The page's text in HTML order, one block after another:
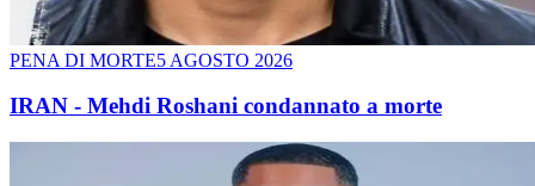
PENA DI MORTE5 AGOSTO 2026
IRAN - Mehdi Roshani condannato a morte